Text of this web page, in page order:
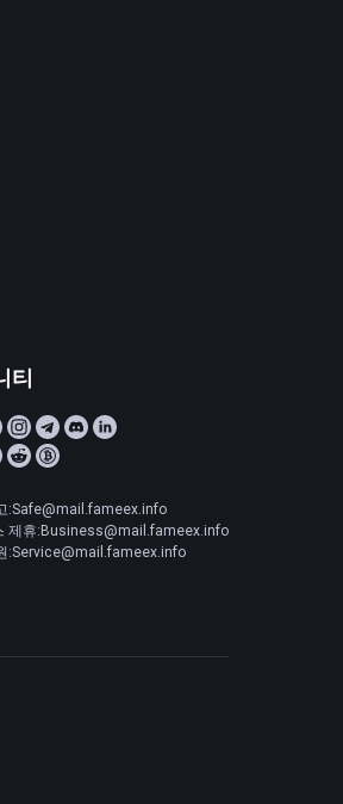
티
:Safe@mail.fameex.info
제휴:Business@mail.fameex.info
:Service@mail.fameex.info